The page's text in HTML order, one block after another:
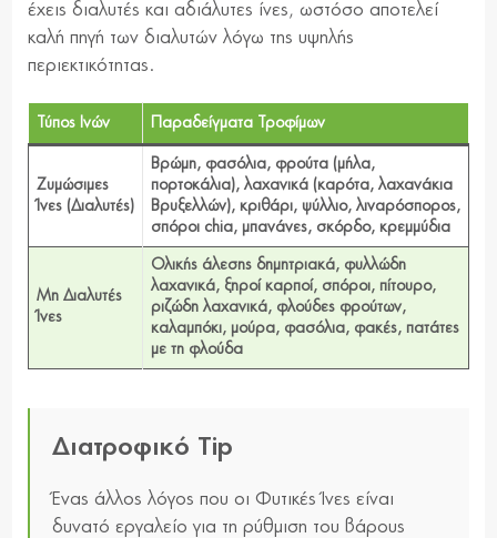
έχεις διαλυτές και αδιάλυτες ίνες, ωστόσο αποτελεί
καλή πηγή των διαλυτών λόγω της υψηλής
περιεκτικότητας.
Τύπος Ινών Παραδείγματα Τροφίμων
Ζυμώσιμες
Ίνες (Διαλυτές)
Βρώμη, φασόλια, φρούτα (μήλα,
πορτοκάλια), λαχανικά (καρότα, λαχανάκια
Βρυξελλών), κριθάρι, ψύλλιο, λιναρόσπορος,
σπόροι chia, μπανάνες, σκόρδο, κρεμμύδια
Μη Διαλυτές
Ίνες
Ολικής άλεσης δημητριακά, φυλλώδη
λαχανικά, ξηροί καρποί, σπόροι, πίτουρο,
ριζώδη λαχανικά, φλούδες φρούτων,
καλαμπόκι, μούρα, φασόλια, φακές, πατάτες
με τη φλούδα
Διατροφικό Tip
Ένας άλλος λόγος που οι Φυτικές Ίνες είναι
δυνατό εργαλείο για τη ρύθμιση του βάρους